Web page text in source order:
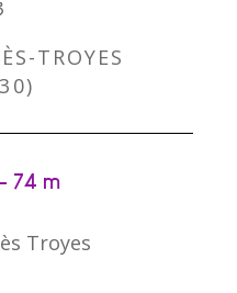
TROYES
m²
Troyes